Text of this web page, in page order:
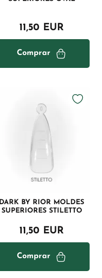
11,50 EUR
Comprar
DARK BY RIOR MOLDES
SUPERIORES STILETTO
11,50 EUR
Comprar